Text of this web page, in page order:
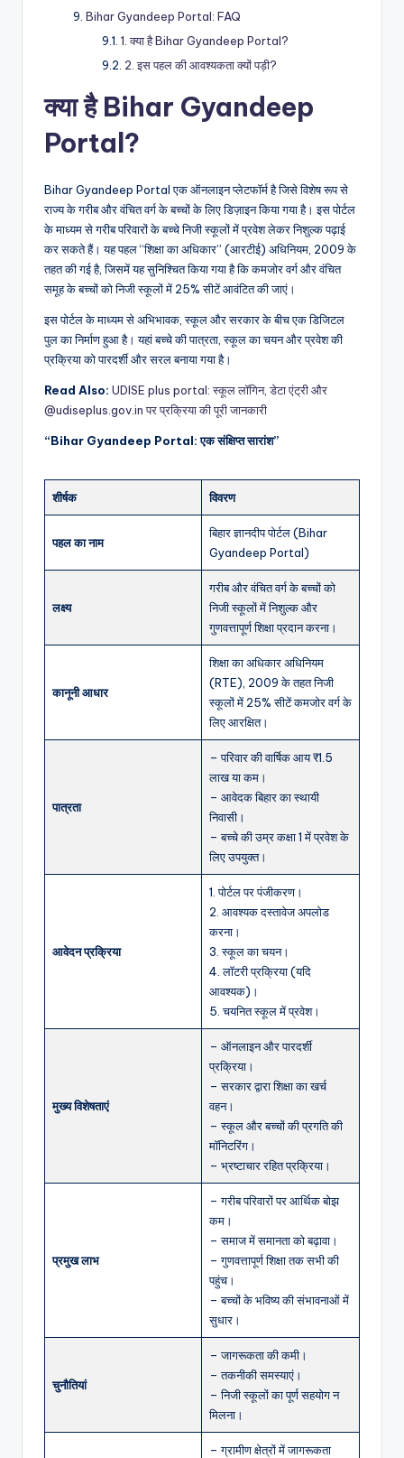
Bihar Gyandeep Portal: FAQ
1. क्या है Bihar Gyandeep Portal?
2. इस पहल की आवश्यकता क्यों पड़ी?
क्या है Bihar Gyandeep
Portal?
Bihar Gyandeep Portal एक ऑनलाइन प्लेटफॉर्म है जिसे विशेष रूप से
राज्य के गरीब और वंचित वर्ग के बच्चों के लिए डिज़ाइन किया गया है। इस पोर्टल
के माध्यम से गरीब परिवारों के बच्चे निजी स्कूलों में प्रवेश लेकर निशुल्क पढ़ाई
कर सकते हैं। यह पहल “शिक्षा का अधिकार” (आरटीई) अधिनियम, 2009 के
तहत की गई है, जिसमें यह सुनिश्चित किया गया है कि कमजोर वर्ग और वंचित
समूह के बच्चों को निजी स्कूलों में 25% सीटें आवंटित की जाएं।
इस पोर्टल के माध्यम से अभिभावक, स्कूल और सरकार के बीच एक डिजिटल
पुल का निर्माण हुआ है। यहां बच्चे की पात्रता, स्कूल का चयन और प्रवेश की
प्रक्रिया को पारदर्शी और सरल बनाया गया है।
Read Also: UDISE plus portal: स्कूल लॉगिन, डेटा एंट्री और
@udiseplus.gov.in पर प्रक्रिया की पूरी जानकारी
“Bihar Gyandeep Portal: एक संक्षिप्त सारांश”
शीर्षक विवरण
पहल का नाम
बिहार ज्ञानदीप पोर्टल (Bihar
Gyandeep Portal)
लक्ष्य
गरीब और वंचित वर्ग के बच्चों को
निजी स्कूलों में निशुल्क और
गुणवत्तापूर्ण शिक्षा प्रदान करना।
कानूनी आधार
शिक्षा का अधिकार अधिनियम
(RTE), 2009 के तहत निजी
स्कूलों में 25% सीटें कमजोर वर्ग के
लिए आरक्षित।
पात्रता
– परिवार की वार्षिक आय ₹1.5
लाख या कम।
– आवेदक बिहार का स्थायी
निवासी।
– बच्चे की उम्र कक्षा 1 में प्रवेश के
लिए उपयुक्त।
आवेदन प्रक्रिया
1. पोर्टल पर पंजीकरण।
2. आवश्यक दस्तावेज अपलोड
करना।
3. स्कूल का चयन।
4. लॉटरी प्रक्रिया (यदि
आवश्यक)।
5. चयनित स्कूल में प्रवेश।
मुख्य विशेषताएं
– ऑनलाइन और पारदर्शी
प्रक्रिया।
– सरकार द्वारा शिक्षा का खर्च
वहन।
– स्कूल और बच्चों की प्रगति की
मॉनिटरिंग।
– भ्रष्टाचार रहित प्रक्रिया।
प्रमुख लाभ
– गरीब परिवारों पर आर्थिक बोझ
कम।
– समाज में समानता को बढ़ावा।
– गुणवत्तापूर्ण शिक्षा तक सभी की
पहुंच।
– बच्चों के भविष्य की संभावनाओं में
सुधार।
चुनौतियां
– जागरूकता की कमी।
– तकनीकी समस्याएं।
– निजी स्कूलों का पूर्ण सहयोग न
मिलना।
– ग्रामीण क्षेत्रों में जागरूकता